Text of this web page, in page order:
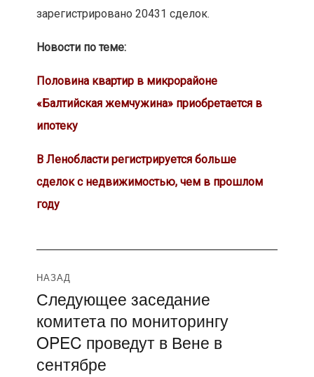
зарегистрировано 20431 сделок.
Новости по теме:
Половина квартир в микрорайоне
«Балтийская жемчужина» приобретается в
ипотеку
В Ленобласти регистрируется больше
сделок с недвижимостью, чем в прошлом
году
Навигация
по
записям
НАЗАД
Предыдущая
запись:
Следующее заседание
комитета по мониторингу
OPEC проведут в Вене в
сентябре